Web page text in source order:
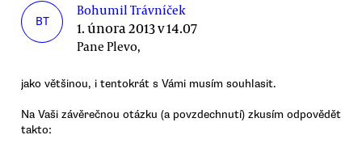
BT
Bohumil Trávníček
1. února 2013 v 14.07
Pane Plevo,
jako většinou, i tentokrát s Vámi musím souhlasit.
Na Vaši závěrečnou otázku (a povzdechnutí) zkusím odpovědět
takto: